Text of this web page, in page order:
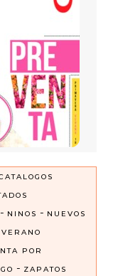
- NINOS - NUEVOS
POR
- ZAPATOS